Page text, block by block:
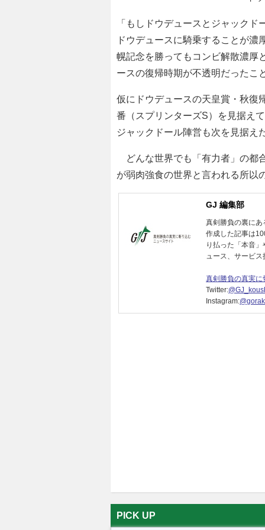
「もしドウデュースとジャック
ドウデュースに騎乗することが
幌記念を勝ってもコンビ解散濃厚
ースの復帰時期が不透明だったこ
仮にドウデュースの天皇賞・秋復
番（スプリンターズS）を見据え
ジャックドール陣営も次を見据え
どんな世界でも「有力者」の都
が弱肉強食の世界と言われる所以
GJ 編集部
真剣勝負の裏に
作成した記事は
り払った「本音
ュース、サービ
真剣勝負の真実
Twitter:
Instagram:
PICK UP